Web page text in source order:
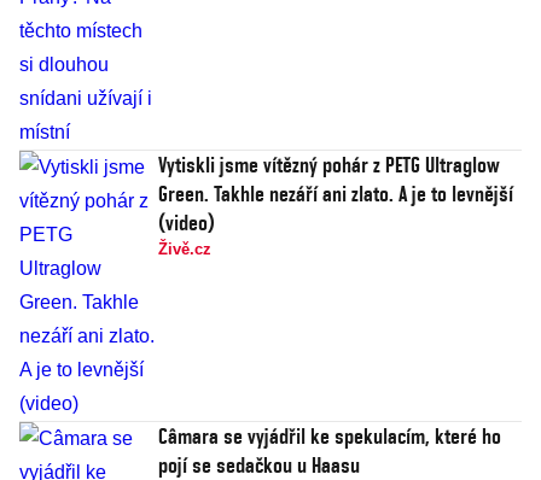
Vytiskli jsme vítězný pohár z PETG Ultraglow
Green. Takhle nezáří ani zlato. A je to levnější
(video)
Živě.cz
Câmara se vyjádřil ke spekulacím, které ho
pojí se sedačkou u Haasu